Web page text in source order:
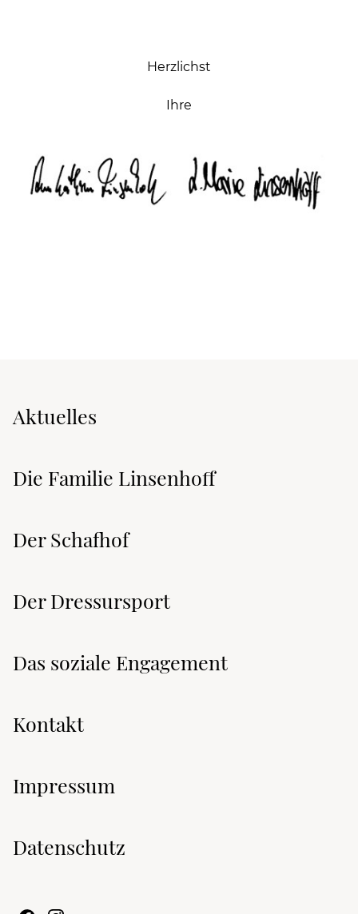
Herzlichst
Ihre
Aktuelles
Die Familie Linsenhoff
Der Schafhof
Der Dressursport
Das soziale Engagement
Kontakt
Impressum
Datenschutz